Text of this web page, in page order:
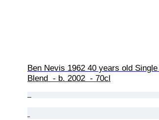
Ben Nevis 1962 40 years old Single
Blend  - b. 2002  - 70cl